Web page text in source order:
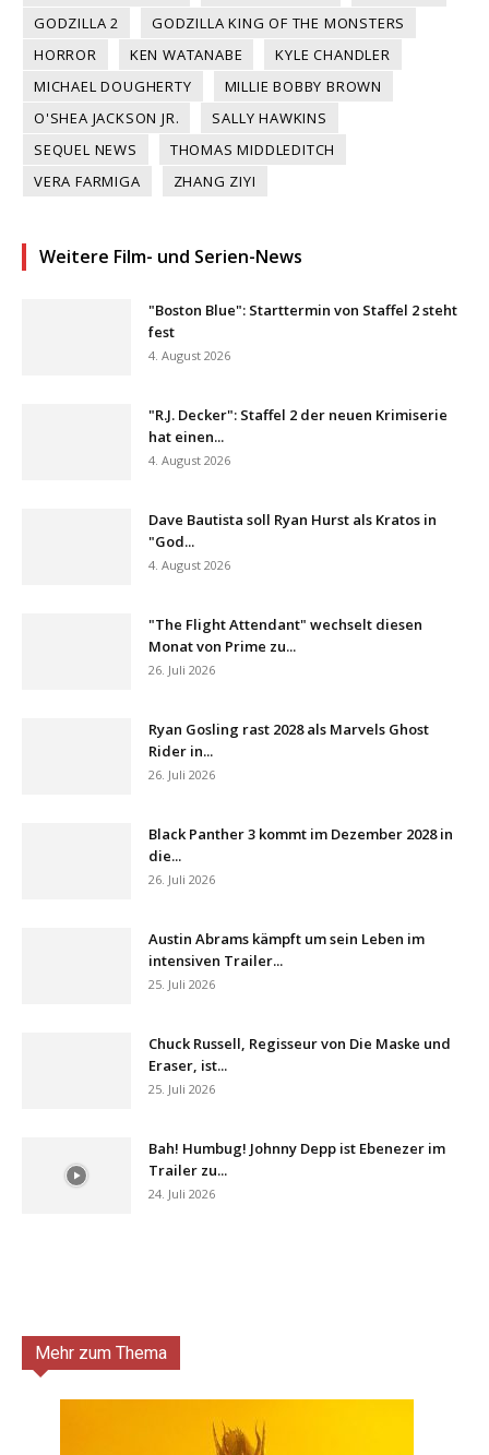
GODZILLA 2
GODZILLA KING OF THE MONSTERS
HORROR
KEN WATANABE
KYLE CHANDLER
MICHAEL DOUGHERTY
MILLIE BOBBY BROWN
O'SHEA JACKSON JR.
SALLY HAWKINS
SEQUEL NEWS
THOMAS MIDDLEDITCH
VERA FARMIGA
ZHANG ZIYI
Weitere Film- und Serien-News
"Boston Blue": Starttermin von Staffel 2 steht
fest
4. August 2026
"R.J. Decker": Staffel 2 der neuen Krimiserie
hat einen...
4. August 2026
Dave Bautista soll Ryan Hurst als Kratos in
"God...
4. August 2026
"The Flight Attendant" wechselt diesen
Monat von Prime zu...
26. Juli 2026
Ryan Gosling rast 2028 als Marvels Ghost
Rider in...
26. Juli 2026
Black Panther 3 kommt im Dezember 2028 in
die...
26. Juli 2026
Austin Abrams kämpft um sein Leben im
intensiven Trailer...
25. Juli 2026
Chuck Russell, Regisseur von Die Maske und
Eraser, ist...
25. Juli 2026
Bah! Humbug! Johnny Depp ist Ebenezer im
Trailer zu...
24. Juli 2026
Mehr zum Thema